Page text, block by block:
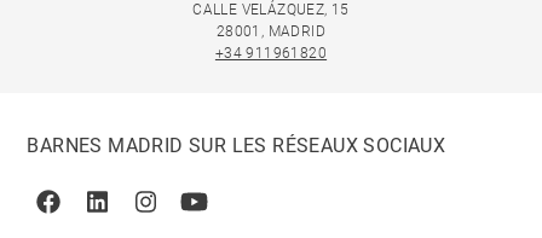
CALLE VELÁZQUEZ, 15
28001, MADRID
+34 911961820
BARNES MADRID SUR LES RÉSEAUX SOCIAUX
FacebookLinkedinInstagramYoutube